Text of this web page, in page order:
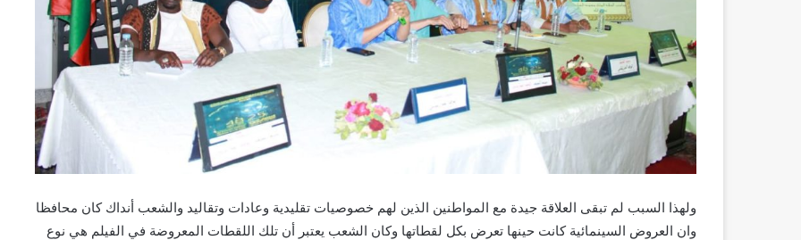
ولهذا السبب لم تبقى العلاقة جيدة مع المواطنين الذين لهم خصوصيات تقليدية وعادات وتقاليد والشعب أنداك كان محافظا
وان العروض السينمائية كانت حينها تعرض بكل لقطاتها وكان الشعب يعتبر أن تلك اللقطات المعروضة في الفيلم هي نوع